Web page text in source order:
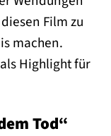
Film zu
machen.
Highlight für
Tod“